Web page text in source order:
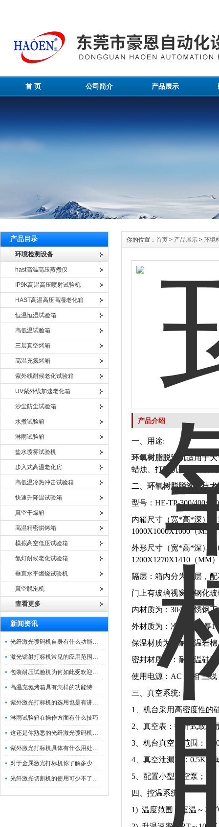
首 页 公司简介 产品展示
产品目录
环境检测设备
hast高温高压蒸煮仪
IP9K高温高压喷射试验机
HAST高温高压高湿老化箱
恒温恒湿试验箱
高低温试验箱
三层真空烤箱
高温充氮烤箱
紫外线耐候老化试验箱
UV紫外线加速老化箱
沙尘防尘试验箱
水煮试验箱
淋雨试验箱
盐水喷雾试验机
步入式高温老化房
高低温冷热冲击试验箱
快速升降温试验箱
真空干燥箱
高温精密烘烤箱
模拟高空低压试验箱
氙灯耐候老化试验箱
垂直水平燃烧试验机
真空脱泡机
查看更多
新闻资讯
光纤激光喷码机自身有什么功能？不妨看看下文
激光镭射打标机常见的应用范围如下
包装耐压试验机为何如此受欢迎呢？
高温充氮烤箱具有怎样的功能特点呢？
紫外激光打标机的选用也是有讲究的
淋雨试验箱在操作方面有什么技巧
这还是你熟悉的光纤激光喷码机吗？
紫外激光打标机具体有什么用处呢？
对于金属激光打标机你了解多少呢？
光纤激光切割机的使用可少不了以下步骤
你的位置： 首页 > 产品展示 > 环境
产品介绍
一、用途:
环氧树脂脱泡机适用于
蜡烛、打印机墨盒及玻
二、 环氧树脂脱泡机技术
型号：HE-TP-300/400/
内箱尺寸（宽*高*深）：
1000X1000X1000（MM）
外形尺寸（宽*高*深）：
1200X1270X1410（MM）
隔层：箱内分为二层，
门上有玻璃视窗：钢化
内材质为：304#不锈钢
外材质为：冷轧钢板,厚
保温材质为：耐高温岩
密封材质为：耐高温硅
使用电源：AC 单相 三线
三、真空系统:
1、机台采用高密度性的
2、真空表：指针式或数
3 、机台真空度范围：-
4、真空泄漏率：0.5KPa
5、配置小型真空泵；
四、控温系统
1) 温度范围：室温～